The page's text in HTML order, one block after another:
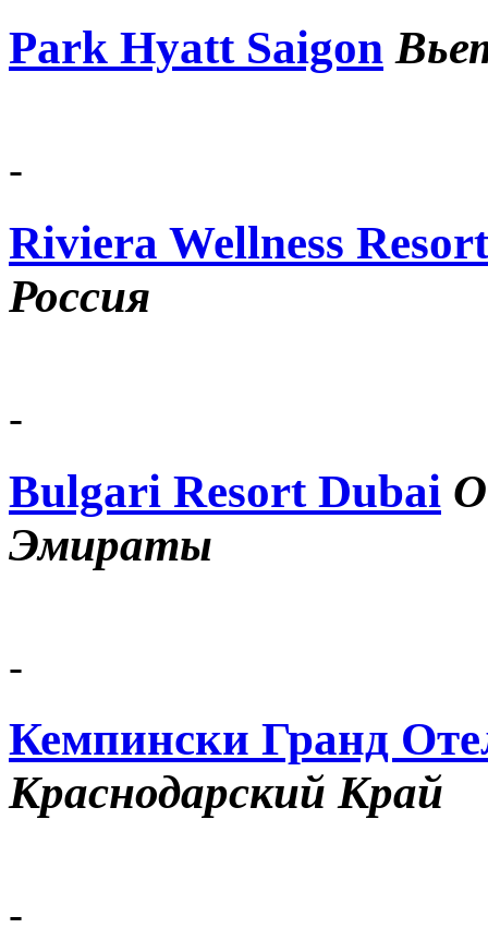
Park Hyatt Saigon
-
Riviera Wellness Resort
Россия
-
Bulgari Resort Dubai
Эмираты
-
Кемпински Гранд
Краснодарский Край
-